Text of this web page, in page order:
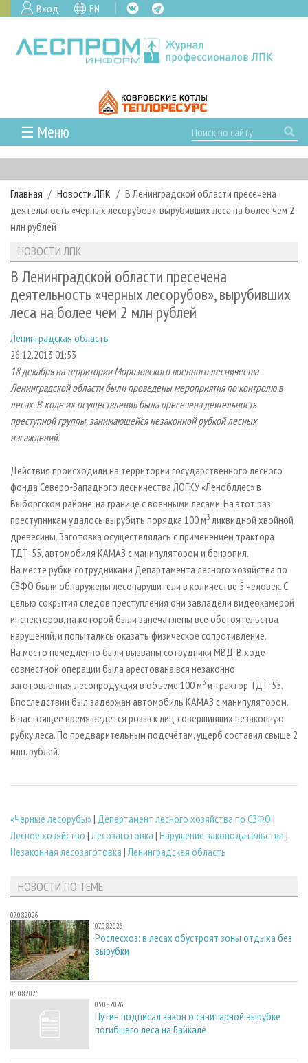
Вход EN
☰ Меню
ГЛАВНАЯ
РУБРИКИ И ТЕМЫ
РУБРИКИ ЖУРНАЛА
ЛЕСНОЕ ХОЗЯЙСТВО
ЛЕСОЗАГОТОВКА
ЛЕСОПИЛЕНИЕ
ДЕРЕВООБРАБОТКА
СУШКА ДРЕВЕСИНЫ
ПРОИЗВОДСТВО ДРЕВЕСНЫХ ПЛИТ
ДЕРЕВЯННОЕ ДОМОСТРОЕНИЕ
ПРОИЗВОДСТВО МЕБЕЛИ
БИОЭНЕРГЕТИКА
ЦБП
НОВОСТИ
КАЛЕНДАРЬ СОБЫТИЙ
НОВОСТИ ЛПК
НОВОСТИ ЖУРНАЛА
НОВОСТИ КОМПАНИЙ
ПРОЕКТЫ ЛПИ
АНАЛИТИКА
ПРЕДПРИЯТИЯ ЛПК
ЛЕСНЫЕ РЕГИОНЫ РОССИИ
ПЕРСОНЫ
МОБИЛЬНЫЕ ВЫСТАВКИ
ОФИЦИАЛЬНЫЕ ДЕЛЕГАЦИИ
ПРИОРИТЕТНЫЕ ИНВЕСТПРОЕКТЫ
RUSSIAN FORESTRY REVIEW
ГАЗЕТА ЛЕСПРОМФОРУМ
АРХИВ
АРХИВ ЖУРНАЛОВ
СТАТЬИ
О ЖУРНАЛЕ
ПОДПИСКА
КОНТАКТЫ
РЕКЛАМОДАТЕЛЯМ
РЕКЛАМА
РЕКЛАМА НА САЙТЕ
Главная Новости ЛПК
В Ленинградской области пресечена
деятельность «черных лесорубов», вырубивших леса на более чем 2
млн рублей
НОВОСТИ ЛПК
В Ленинградской области пресечена
деятельность «черных лесорубов», вырубивших
леса на более чем 2 млн рублей
Ленинградская область
26.12.2013 01:53
18 декабря на территории Морозовского военного лесничества
Ленинградской области были проведены мероприятия по контролю в
лесах. В ходе их осуществления была пресечена деятельность
преступной группы, занимающейся незаконной рубкой лесных
насаждений.
Действия происходили на территории государственного лесного
фонда Северо-Западного лесничества ЛОГКУ «Ленобллес» в
Выборгском районе, на границе с военными лесами. На этот раз
преступникам удалось вырубить порядка 100 м3 ликвидной хвойной
древесины. Заготовка осуществлялась с применением трактора
ТДТ-55, автомобиля КАМАЗ с манипулятором и бензопил.
На месте рубки сотрудниками Департамента лесного хозяйства по
СЗФО были обнаружены лесонарушители в количестве 5 человек. С
целью сокрытия следов преступления они завладели видеокамерой
инспекторов, на которой были запечатлены все обстоятельства
нарушений, и попытались оказать физическое сопротивление.
На место немедленно были вызваны сотрудники МВД. В ходе
совместной операции была арестована вся незаконно
заготовленная лесопродукция в объёме 100 м3 и трактор ТДТ-55.
Впоследствии был задержан автомобиль КАМАЗ с манипулятором.
В настоящее время ведётся розыск лиц, совершивших незаконную
рубку леса. По предварительным подсчётам, ущерб составил свыше 2
млн. рублей.
«Черные лесорубы»| Департамент лесного хозяйства по СЗФО |
Лесное хозяйство |Лесозаготовка | Нарушение законодательства |
Незаконная лесозаготовка |Ленинградская область
НОВОСТИ ПО ТЕМЕ
07.08.2026
07.08.2026
Рослесхоз: в лесах обустроят зоны отдыха без
вырубки
05.08.2026
05.08.2026
Путин подписал закон о санитарной вырубке
погибшего леса на Байкале